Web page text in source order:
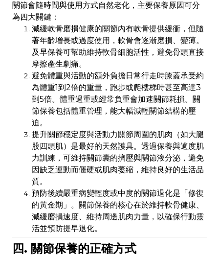
關節會隨時間與使用方式自然老化，主要保養原因可分
為四大關鍵：
減緩軟骨磨損健康的關節內有軟骨提供緩衝，但隨
著年齡增長或過度使用，軟骨會逐漸磨損、變薄。
及早保養可幫助維持軟骨細胞活性，避免骨頭直接
摩擦產生劇痛。
避免體重與活動的額外負擔日常行走時膝蓋承受約
為體重1到2倍的重量，跑步或爬樓梯時甚至高達3
到5倍。體重過重或經常負重會加速關節耗損。關
節保養包括體重管理，能大幅減輕關節結構的壓
迫。
提升關節穩定度與活動力關節周圍的肌肉（如大腿
股四頭肌）是最好的天然護具。透過保養與適度肌
力訓練，可維持關節囊的擠壓與關節液分泌，避免
因缺乏運動而僵硬或肌肉萎縮，維持良好的生活品
質。
預防後續嚴重病變輕度或中度的關節退化是「修復
的黃金期」。關節保養的核心在於維持軟骨健康、
減緩磨損速度、維持周邊肌肉力量，以確保行動靈
活並預防提早退化。
四. 關節保養的正確方式